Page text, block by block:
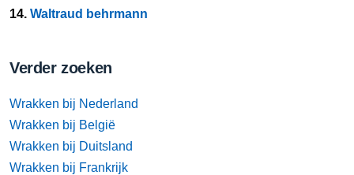
14. Waltraud behrmann
Verder zoeken
Wrakken bij Nederland
Wrakken bij België
Wrakken bij Duitsland
Wrakken bij Frankrijk